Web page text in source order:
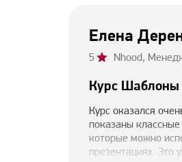
Елена
5 Nhood,
Курс Шаблоны
Курс оказался
показаны
которые можно
презентациях. Это